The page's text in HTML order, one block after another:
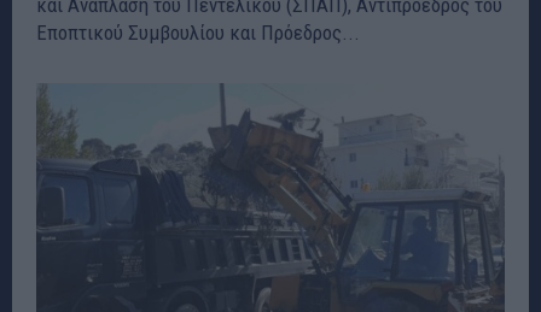
και Ανάπλαση του Πεντελικού (ΣΠΑΠ), Αντιπρόεδρος του
Εποπτικού Συμβουλίου και Πρόεδρος...